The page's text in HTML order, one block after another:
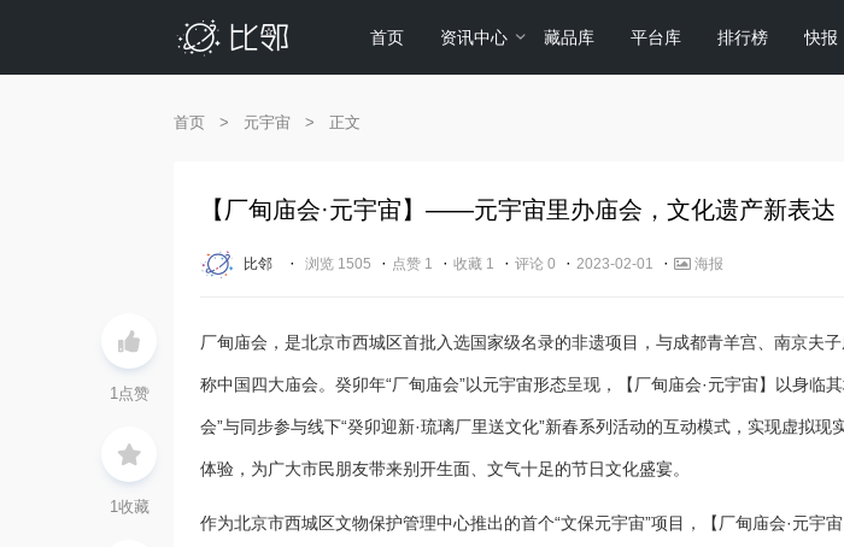
首页 资讯中心 藏品库 平台库 排行榜 快报
1点赞
1收藏
首页 > 元宇宙 > 正文
【厂甸庙会·元宇宙】——元宇宙里办庙会，文化遗产新表达
比邻 · 浏览 1505 · 点赞 1 · 收藏 1 · 评论 0 · 2023-02-01 · 海报
厂甸庙会，是北京市西城区首批入选国家级名录的非遗项目，与成都青羊宫、南京夫
称中国四大庙会。癸卯年“厂甸庙会”以元宇宙形态呈现，【厂甸庙会·元宇宙】以身临
会”与同步参与线下“癸卯迎新·琉璃厂里送文化”新春系列活动的互动模式，实现虚拟现
体验，为广大市民朋友带来别开生面、文气十足的节日文化盛宴。
作为北京市西城区文物保护管理中心推出的首个“文保元宇宙”项目，【厂甸庙会·元宇